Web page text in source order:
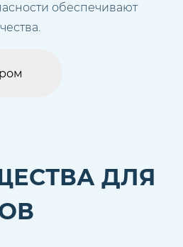
обеспечивают
ДЛЯ